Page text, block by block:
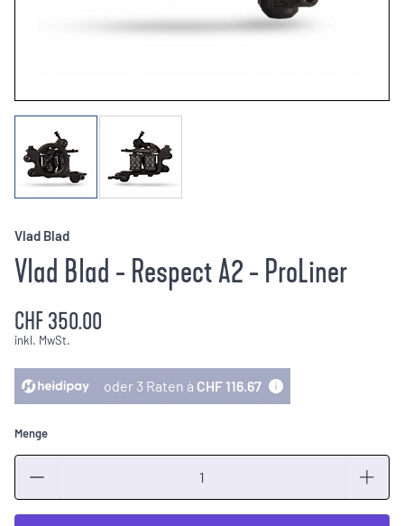
Vlad Blad
Vlad Blad - Respect A2 - ProLiner
CHF 350.00
inkl. MwSt.
oder 3 Raten à CHF 116.67
Menge